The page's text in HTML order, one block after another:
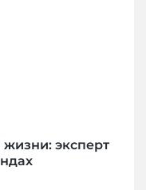
жизни: эксперт